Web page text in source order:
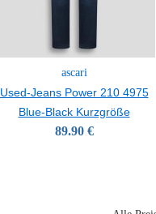
ascari
Used-Jeans Power 210 4975
Blue-Black Kurzgröße
89.90 €